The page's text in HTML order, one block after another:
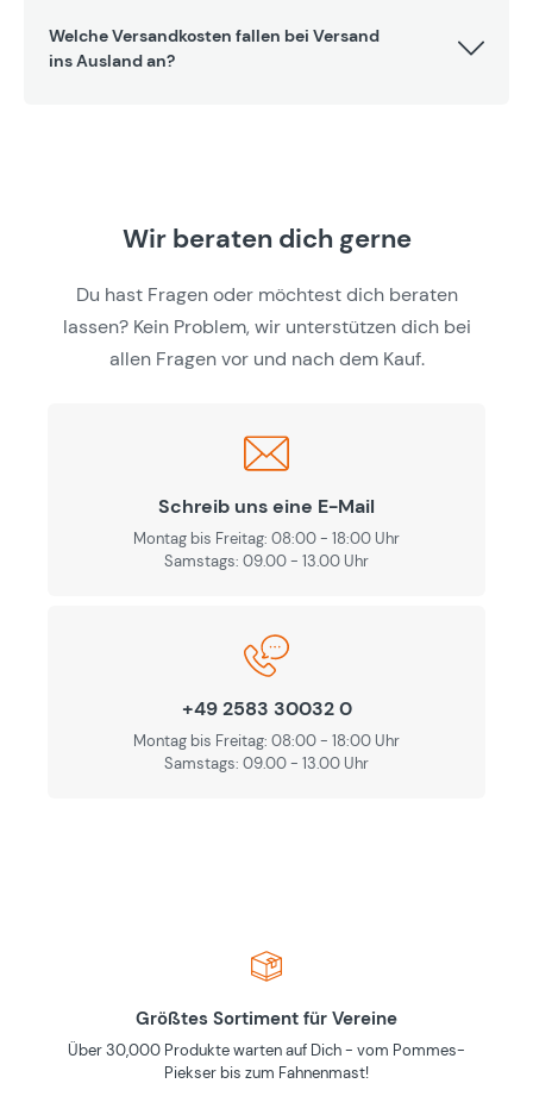
Welche Versandkosten fallen bei Versand
ins Ausland an?
Wir beraten dich gerne
Du hast Fragen oder möchtest dich beraten
lassen? Kein Problem, wir unterstützen dich bei
allen Fragen vor und nach dem Kauf.
Schreib uns eine E-Mail
Montag bis Freitag: 08:00 - 18:00 Uhr
Samstags: 09.00 - 13.00 Uhr
+49 2583 30032 0
Montag bis Freitag: 08:00 - 18:00 Uhr
Samstags: 09.00 - 13.00 Uhr
Größtes Sortiment für Vereine
Über 30,000 Produkte warten auf Dich - vom Pommes-
Piekser bis zum Fahnenmast!